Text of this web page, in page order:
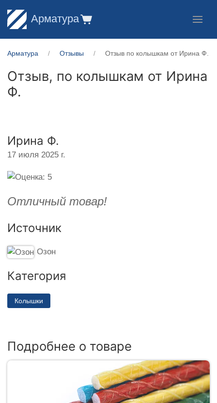
Арматура
Арматура Отзывы Отзыв по колышкам от Ирина Ф.
Отзыв, по колышкам от Ирина
Ф.
Ирина Ф.
17 июля 2025 г.
Отличный товар!
Источник
Озон
Категория
Колышки
Подробнее о товаре